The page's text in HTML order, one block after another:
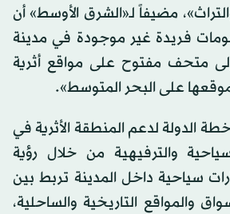
مضيفاً لـ«الشرق الأوسط» أن
فريدة غير موجودة في مدينة
متحف مفتوح على مواقع أثرية
على البحر المتوسط».
الدولة لدعم المنطقة الأثرية في
والترفيهية من خلال رؤية
سياحية داخل المدينة تربط بين
والمواقع التاريخية والساحلية،